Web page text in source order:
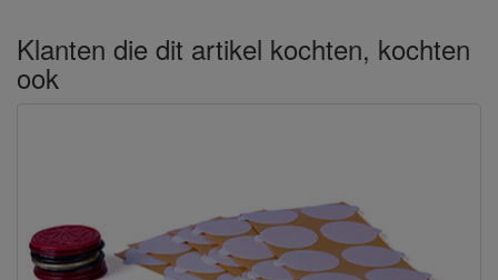
Klanten die dit artikel kochten, kochten
ook